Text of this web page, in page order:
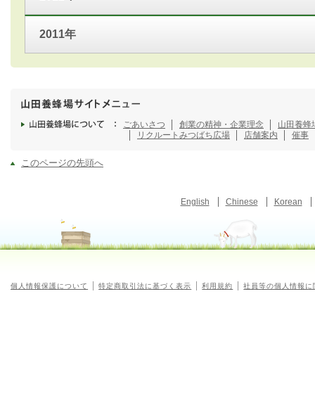
2011年
ごあいさつ 創業の精神・企業理念
山田養蜂
リクルート みつばち広場 店舗案内 催事
このページの先頭へ
English Chinese Korean
個人情報保護について 特定商取引法に基づく表示 利用規約 社員等の個人情報